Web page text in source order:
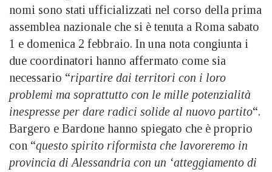
nomi sono stati ufficializzati nel corso della prima
assemblea nazionale che si è tenuta a Roma sabato
1 e domenica 2 febbraio. In una nota congiunta i
due coordinatori hanno affermato come sia
necessario “ripartire dai territori con i loro
problemi ma soprattutto con le mille potenzialità
inespresse per dare radici solide al nuovo partito“.
Bargero e Bardone hanno spiegato che è proprio
con “questo spirito riformista che lavoreremo in
provincia di Alessandria con un ‘atteggiamento di